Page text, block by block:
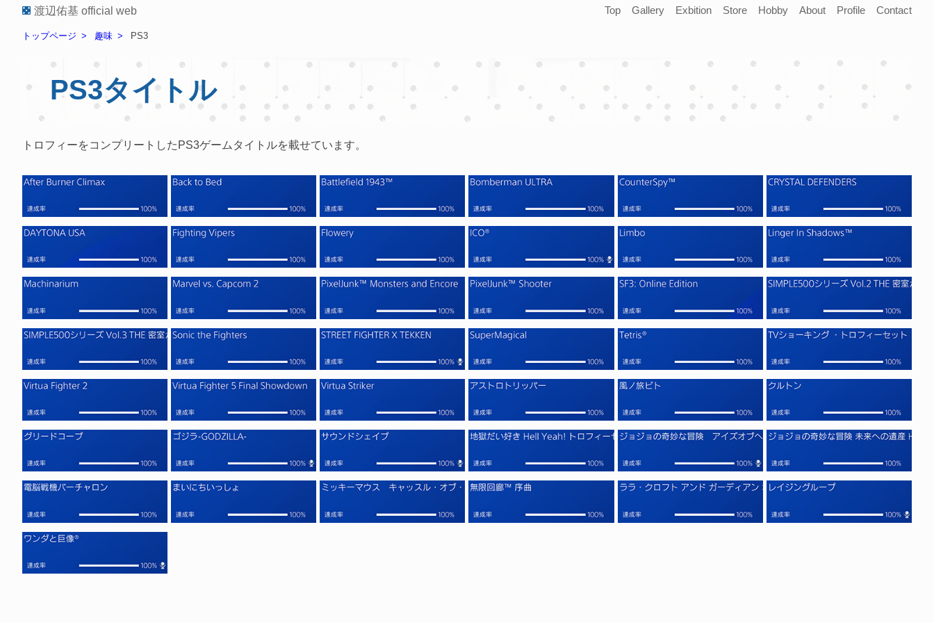
渡辺佑基 official web Top Gallery Exbition Store Hobby About Profile Contact
トップページ 趣味 PS3
PS3タイトル
トロフィーをコンプリートしたPS3ゲームタイトルを載せています。